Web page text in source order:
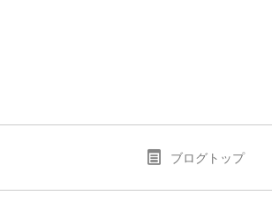
ブログトップ